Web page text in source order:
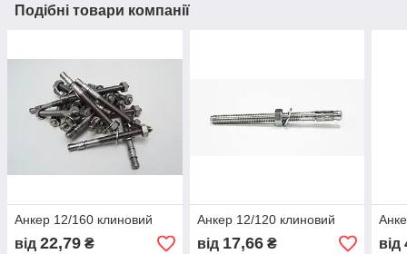
Подібні товари компанії
Анкер 12/160 клиновий
від 22,79 ₴
Анкер 12/120 клиновий
від 17,66₴ від